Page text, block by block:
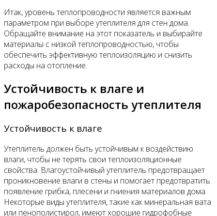
Итак, уровень теплопроводности является важным
параметром при выборе утеплителя для стен дома.
Обращайте внимание на этот показатель и выбирайте
материалы с низкой теплопроводностью, чтобы
обеспечить эффективную теплоизоляцию и снизить
расходы на отопление.
Устойчивость к влаге и
пожаробезопасность утеплителя
Устойчивость к влаге
Утеплитель должен быть устойчивым к воздействию
влаги, чтобы не терять свои теплоизоляционные
свойства. Влагоустойчивый утеплитель предотвращает
проникновение влаги в стены и помогает предотвратить
появление грибка, плесени и гниения материалов дома.
Некоторые виды утеплителя, такие как минеральная вата
или пенополистирол, имеют хорошие гидрофобные